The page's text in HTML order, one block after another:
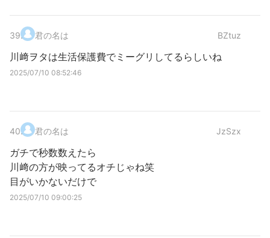
39. 君の名は BZtuz
川﨑ヲタは生活保護費でミーグリしてるらしいね
2025/07/10 08:52:46
40. 君の名は JzSzx
ガチで秒数数えたら
川﨑の方が映ってるオチじゃね笑
目がいかないだけで
2025/07/10 09:00:25